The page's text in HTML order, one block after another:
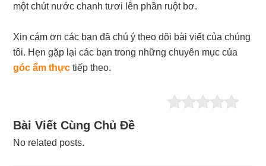
một chút nước chanh tươi lên phần ruột bơ.
Xin cám ơn các bạn đã chú ý theo dõi bài viết của chúng
tôi. Hẹn gặp lại các bạn trong những chuyên mục của
góc ẩm thực tiếp theo.
Bài Viết Cùng Chủ Đề
No related posts.